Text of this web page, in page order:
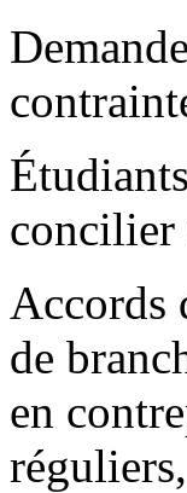
concilier
Accords
de
en